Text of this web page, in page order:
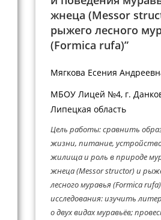
жнеца (Messor
рыжего лесного
(Formica rufa)”
Мягкова Есения
МБОУ Лицей №4, г.
Липецкая область
Цель работы: сравнить
жизни, питание,
жилища и роль в природе
жнеца (Messor structor) и
лесного муравья (Formica
исследования: изучить
о двух видах муравьёв;